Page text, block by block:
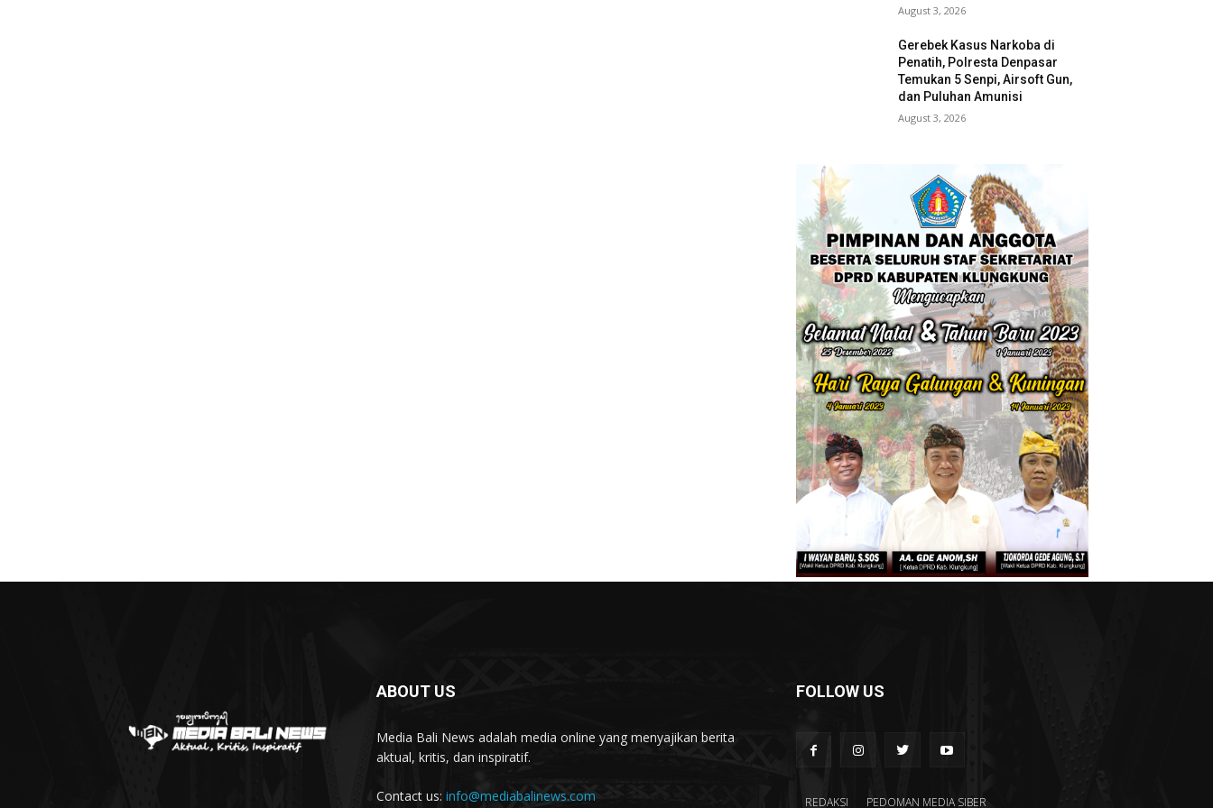
August 3, 2026
Gerebek Kasus Narkoba di
Penatih, Polresta Denpasar
Temukan 5 Senpi, Airsoft Gun,
dan Puluhan Amunisi
August 3, 2026
ABOUT US
Media Bali News adalah media online yang menyajikan berita
aktual, kritis, dan inspiratif.
Contact us: info@mediabalinews.com
FOLLOW US
REDAKSI PEDOMAN MEDIA SIBER